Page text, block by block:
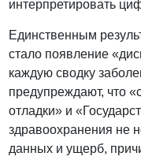
интерпретировать
Единственным
стало появление
каждую сводку
предупреждают, что
отладки» и
здравоохранения не
данных и ущерб,